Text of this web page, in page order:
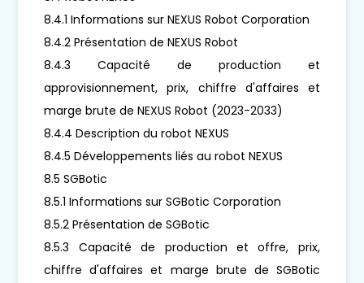
8.4.1 Informations sur NEXUS Robot Corporation
8.4.2 Présentation de NEXUS Robot
8.4.3 Capacité de production et
approvisionnement, prix, chiffre d'affaires et
marge brute de NEXUS Robot (2023-2033)
8.4.4 Description du robot NEXUS
8.4.5 Développements liés au robot NEXUS
8.5 SGBotic
8.5.1 Informations sur SGBotic Corporation
8.5.2 Présentation de SGBotic
8.5.3 Capacité de production et offre, prix,
chiffre d'affaires et marge brute de SGBotic